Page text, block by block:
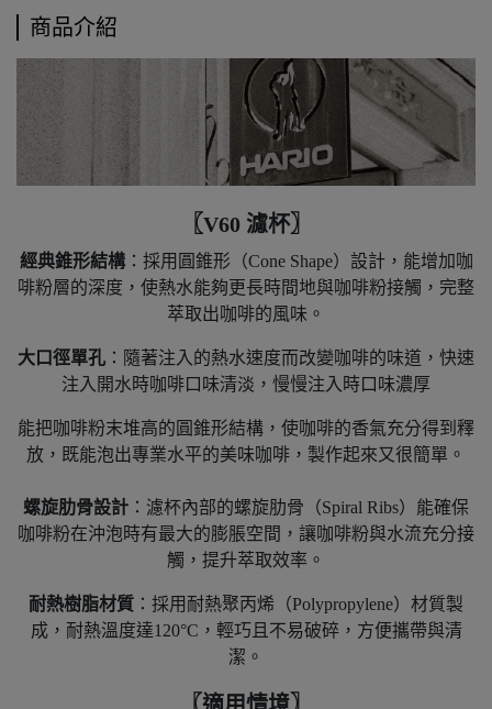
商品介紹
〖V60 濾杯〗
經典錐形結構： 採用圓錐形（Cone Shape） 設計，能增加咖
啡粉層的深度，使熱水能夠更長時間地與咖啡粉接觸，完整
萃取出咖啡的風味。
大口徑單孔 ：隨著注入的熱水速度而改變咖啡的味道，快速
注入開水時咖啡口味清淡，慢慢注入時口味濃厚
能把咖啡粉末堆高的圓錐形結構，使咖啡的香氣充分得到釋
放，既能泡出專業水平的美味咖啡，製作起來又很簡單。
螺旋肋骨設計 ：濾杯內部的螺旋肋骨（Spiral Ribs）能確保
咖啡粉在沖泡時有最大的膨脹空間，讓咖啡粉與水流充分接
觸，提升萃取效率。
耐熱樹脂材質 ：採用耐熱聚丙烯（Polypropylene）材質製
成，耐熱溫度達120°C，輕巧且不易破碎，方便攜帶與清
潔。